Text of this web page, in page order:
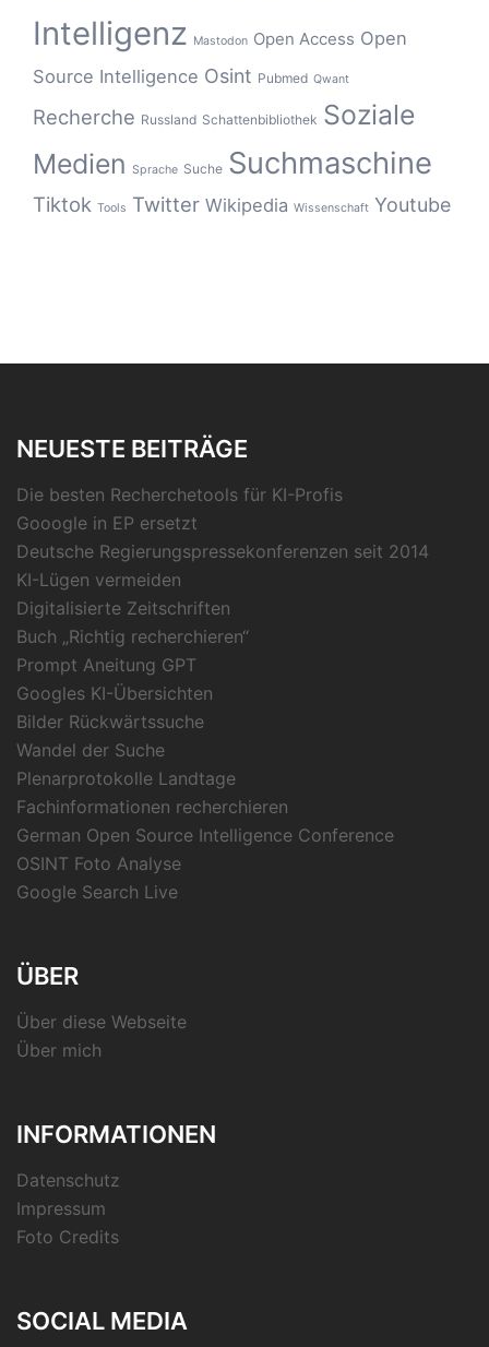
Intelligenz Mastodon Open Access Open
Source Intelligence Osint Pubmed Qwant
Recherche Russland Schattenbibliothek Soziale
Medien Sprache Suche Suchmaschine
Tiktok Tools Twitter Wikipedia Wissenschaft Youtube
NEUESTE BEITRÄGE
Die besten Recherchetools für KI-Profis
Gooogle in EP ersetzt
Deutsche Regierungspressekonferenzen seit 2014
KI-Lügen vermeiden
Digitalisierte Zeitschriften
Buch „Richtig recherchieren“
Prompt Aneitung GPT
Googles KI-Übersichten
Bilder Rückwärtssuche
Wandel der Suche
Plenarprotokolle Landtage
Fachinformationen recherchieren
German Open Source Intelligence Conference
OSINT Foto Analyse
Google Search Live
ÜBER
Über diese Webseite
Über mich
INFORMATIONEN
Datenschutz
Impressum
Foto Credits
SOCIAL MEDIA